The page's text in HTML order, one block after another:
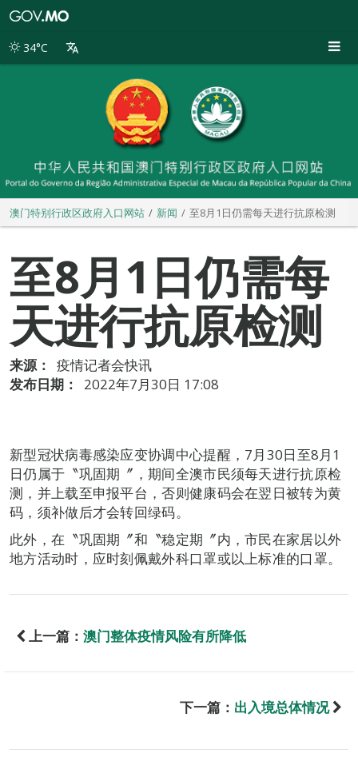
别
34°C
澳门特别行政区政府入口网站 新闻 至8月1日仍需每天进行抗原检测
至8月1日仍需每
天进行抗原检测
来源：
疫情记者会快讯
发布日期：
2022年7月30日 17:08
新型冠状病毒感染应变协调中心提醒，7月30日至8月1
日仍属于〝巩固期〞，期间全澳市民须每天进行抗原检
测，并上载至申报平台，否则健康码会在翌日被转为黄
码，须补做后才会转回绿码。
此外，在〝巩固期〞和〝稳定期〞内，市民在家居以外
地方活动时，应时刻佩戴外科口罩或以上标准的口罩。
上一篇： 澳门整体疫情风险有所降低
下一篇： 出入境总体情况